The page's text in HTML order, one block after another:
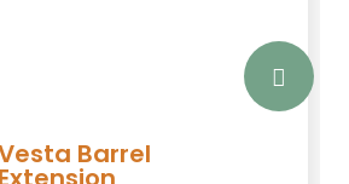
Barrel